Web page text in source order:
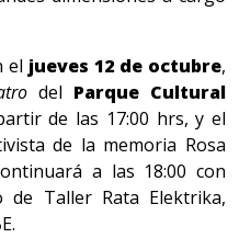
el jueves 12 de octubre,
del Parque Cultural
de las 17:00 hrs, y el
de la memoria Rosa
a las 18:00 con
Taller Rata Elektrika,